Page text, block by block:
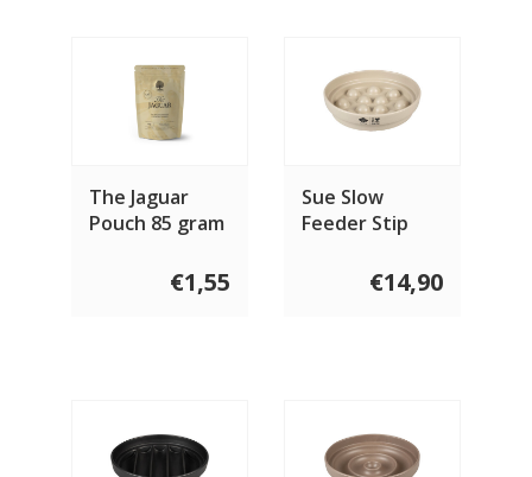
The Jaguar
Pouch 85 gram
€1,55
Sue Slow
Feeder Stip
€14,90